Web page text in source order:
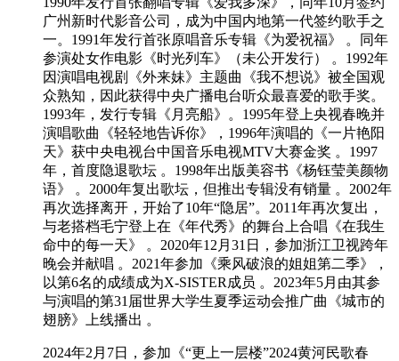
广州新时代影音公司，成为中国内地第一代签约歌手之
一。1991年发行首张原唱音乐专辑《为爱祝福》 。同年
参演处女作电影《时光列车》（未公开发行） 。1992年
因演唱电视剧《外来妹》主题曲《我不想说》被全国观
众熟知，因此获得中央广播电台听众最喜爱的歌手奖。
1993年，发行专辑《月亮船》。1995年登上央视春晚并
演唱歌曲《轻轻地告诉你》，1996年演唱的《一片艳阳
天》获中央电视台中国音乐电视MTV大赛金奖 。1997
年，首度隐退歌坛 。1998年出版美容书《杨钰莹美颜物
语》 。2000年复出歌坛，但推出专辑没有销量 。2002年
再次选择离开，开始了10年“隐居”。2011年再次复出，
与老搭档毛宁登上在《年代秀》的舞台上合唱《在我生
命中的每一天》 。2020年12月31日，参加浙江卫视跨年
晚会并献唱 。2021年参加《乘风破浪的姐姐第二季》，
以第6名的成绩成为X-SISTER成员 。2023年5月由其参
与演唱的第31届世界大学生夏季运动会推广曲《城市的
翅膀》上线播出 。
2024年2月7日，参加《“更上一层楼”2024黄河民歌春